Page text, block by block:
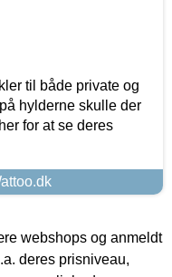
til både private og
hylderne skulle der
for at se deres
webshops og anmeldt
deres prisniveau,